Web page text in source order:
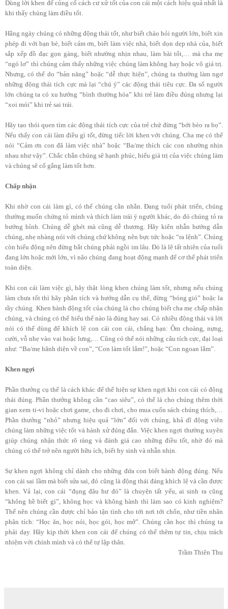
Dùng lời khen để củng cố cách cư xử tốt của con cái một cách hiệu quả nhất là
khi thấy chúng làm điều tốt.
Hằng ngày chúng có những động thái tốt, như biết chào hỏi người lớn, biết xin
phép đi với bạn bè, biết cảm ơn, biết làm việc nhà, biết dọn dẹp nhà của, biết
sắp xếp đồ đạc gọn gàng, biết nhường nhịn nhau, làm bài tốt,… mà cha mẹ
“ngó lơ” thì chúng cảm thấy những việc chúng làm không hay hoặc vô giá trị.
Nhưng, có thể do “bản năng” hoặc “dễ thực hiện”, chúng ta thường làm ngơ
những động thái tích cực mà lại “chú ý” các động thái tiêu cực. Đa số người
lớn chúng ta có xu hướng “bình thường hóa” khi trẻ làm điều đúng nhưng lại
“xoi mói” khi trẻ sai trái.
Hãy tạo thói quen tìm các động thái tích cực của trẻ chứ đừng “bới bèo ra bọ”.
Nếu thấy con cái làm điều gì tốt, đừng tiếc lời khen với chúng. Cha mẹ có thể
nói “Cảm ơn con đã làm việc nhà” hoặc “Ba/mẹ thích các con nhường nhịn
nhau như vậy”. Chắc chắn chúng sẽ hạnh phúc, hiểu giá trị của việc chúng làm
và chúng sẽ cố gắng làm tốt hơn.
Chấp nhận
Khi nhờ con cái làm gì, có thể chúng cằn nhằn. Đang tuổi phát triển, chúng
thường muốn chứng tỏ mình và thích làm trái ý người khác, do đó chúng tỏ ra
bướng bỉnh. Chúng dễ ghét mà cũng dễ thương. Hãy kiên nhẫn hướng dẫn
chúng, nhẹ nhàng nói với chúng chứ không nên bực tức hoặc “ra lệnh”. Chúng
còn hiếu động nên đừng bắt chúng phải ngồi im lâu. Đó là lẽ tất nhiên của tuổi
đang lớn hoặc mới lớn, vì não chúng đang hoạt động mạnh để cơ thể phát triển
toàn diện.
Khi con cái làm việc gì, hãy thật lòng khen chúng làm tốt, nhưng nếu chúng
làm chưa tốt thì hãy phân tích và hướng dẫn cụ thể, đừng “bóng gió” hoặc la
rầy chúng. Khen hành động tốt của chúng là cho chúng biết cha mẹ chấp nhận
chúng, và chúng có thể hiểu thế nào là đúng hay sai. Có nhiều động thái và lời
nói có thể dùng để khích lệ con cái con cái, chẳng hạn: Ôm choàng, nựng,
cười, vỗ nhẹ vào vai hoặc lưng,… Cũng có thể nói những câu tích cực, đại loại
như: “Ba/mẹ hãnh diện về con”, “Con làm tốt lắm!”, hoặc “Con ngoan lắm”.
Khen ngợi
Phần thưởng cụ thể là cách khác để thể hiện sự khen ngợi khi con cái có động
thái đúng. Phần thưởng không cần “cao siêu”, có thể là cho chúng thêm thời
gian xem ti-vi hoặc chơi game, cho đi chơi, cho mua cuốn sách chúng thích,…
Phần thưởng “nhỏ” nhưng hiệu quả “lớn” đối với chúng, khả dĩ động viên
chúng làm những việc tốt và hành xử đúng đắn. Việc khen ngợi thường xuyên
giúp chúng nhận thức rõ ràng và đánh giá cao những điều tốt, nhờ đó mà
chúng có thể trở nên người hữu ích, biết hy sinh và nhẫn nhịn.
Sự khen ngợi không chỉ dành cho những đứa con biết hành động đúng. Nếu
con cái sai lầm mà biết sửa sai, đó cũng là động thái đáng khích lệ và cần được
khen. Vả lại, con cái “đụng đâu hư đó” là chuyện tất yếu, ai sinh ra cũng
“không hề biết gì”, không học và không hành thì làm sao có kinh nghiệm?
Thế nên chúng cần được chỉ bảo tận tình cho tới nơi tới chốn, như tiền nhân
phân tích: “Học ăn, học nói, học gói, học mở”. Chúng cần học thì chúng ta
phải dạy. Hãy kịp thời khen con cái để chúng có thể thêm tự tin, chịu trách
nhiệm với chính mình và có thể tự lập thân.
Trầm Thiên Thu